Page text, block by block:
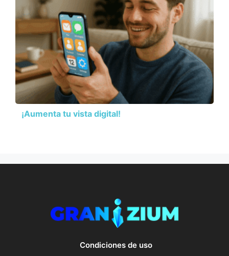
¡Aumenta tu vista digital!
Condiciones de uso